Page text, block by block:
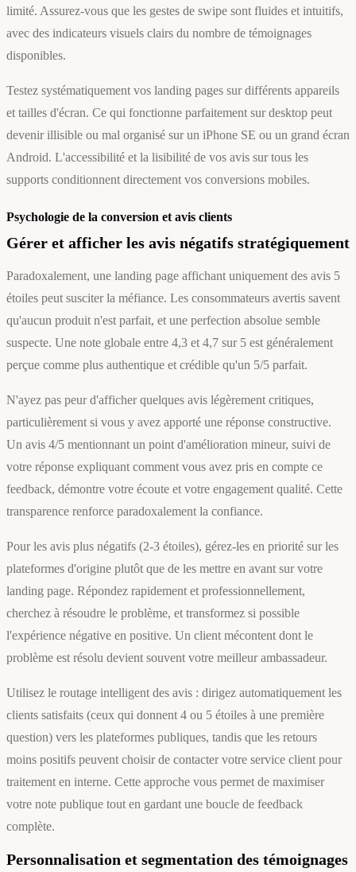
limité. Assurez-vous que les gestes de swipe sont fluides et intuitifs,
avec des indicateurs visuels clairs du nombre de témoignages
disponibles.
Testez systématiquement vos landing pages sur différents appareils
et tailles d'écran. Ce qui fonctionne parfaitement sur desktop peut
devenir illisible ou mal organisé sur un iPhone SE ou un grand écran
Android. L'accessibilité et la lisibilité de vos avis sur tous les
supports conditionnent directement vos conversions mobiles.
Psychologie de la conversion et avis clients
Gérer et afficher les avis négatifs stratégiquement
Paradoxalement, une landing page affichant uniquement des avis 5
étoiles peut susciter la méfiance. Les consommateurs avertis savent
qu'aucun produit n'est parfait, et une perfection absolue semble
suspecte. Une note globale entre 4,3 et 4,7 sur 5 est généralement
perçue comme plus authentique et crédible qu'un 5/5 parfait.
N'ayez pas peur d'afficher quelques avis légèrement critiques,
particulièrement si vous y avez apporté une réponse constructive.
Un avis 4/5 mentionnant un point d'amélioration mineur, suivi de
votre réponse expliquant comment vous avez pris en compte ce
feedback, démontre votre écoute et votre engagement qualité. Cette
transparence renforce paradoxalement la confiance.
Pour les avis plus négatifs (2-3 étoiles), gérez-les en priorité sur les
plateformes d'origine plutôt que de les mettre en avant sur votre
landing page. Répondez rapidement et professionnellement,
cherchez à résoudre le problème, et transformez si possible
l'expérience négative en positive. Un client mécontent dont le
problème est résolu devient souvent votre meilleur ambassadeur.
Utilisez le routage intelligent des avis : dirigez automatiquement les
clients satisfaits (ceux qui donnent 4 ou 5 étoiles à une première
question) vers les plateformes publiques, tandis que les retours
moins positifs peuvent choisir de contacter votre service client pour
traitement en interne. Cette approche vous permet de maximiser
votre note publique tout en gardant une boucle de feedback
complète.
Personnalisation et segmentation des témoignages